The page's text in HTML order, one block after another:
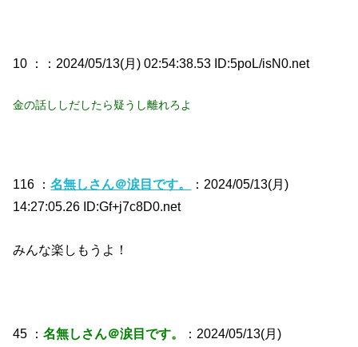
10 ： ：2024/05/13(月) 02:54:38.53 ID:5poL/isN0.net
金の話ししだしたら疑うし離れろよ
116 ：名無しさん＠涙目です。
：2024/05/13(月)
14:27:05.26 ID:Gf+j7c8D0.net
みんな楽しもうよ！
45 ：名無しさん＠涙目です。
：2024/05/13(月)